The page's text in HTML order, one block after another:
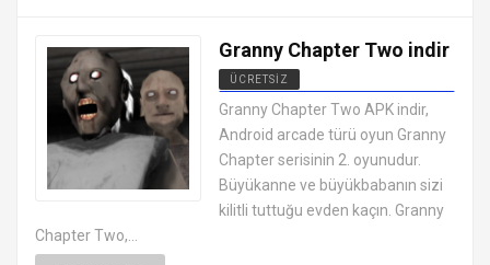
Granny Chapter Two indir
ÜCRETSIZ
EN İYI ANDROID APK OYUNLARI
ÜCRETSIZ
Granny Chapter Two APK indir,
Android arcade türü oyun Granny
Chapter serisinin 2. oyunudur.
Büyükanne ve büyükbabanın sizi
kilitli tuttuğu evden kaçın. Granny
Chapter Two,...